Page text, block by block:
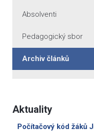
Absolventi
Pedagogický sbor
Archiv článků
Aktuality
Počítačový kód žáků